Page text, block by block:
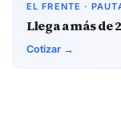
EL FRENTE ·
Llega a más de
Cotizar →